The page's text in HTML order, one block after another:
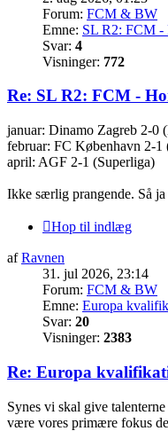
Forum: FCM & BW
Emne: SL R2: FCM -
Svar: 4
Visninger: 772
Re: SL R2: FCM -
januar: Dinamo Zagreb 2-0
februar: FC København 2-1
april: AGF 2-1 (Superliga)
Ikke særlig prangende. Så
Hop til indlæg
afRavnen
31. jul 2026, 23:14
Forum: FCM & BW
Emne: Europa
Svar: 20
Visninger: 2383
Re: Europa
Synes vi skal give
være vores primære fokus